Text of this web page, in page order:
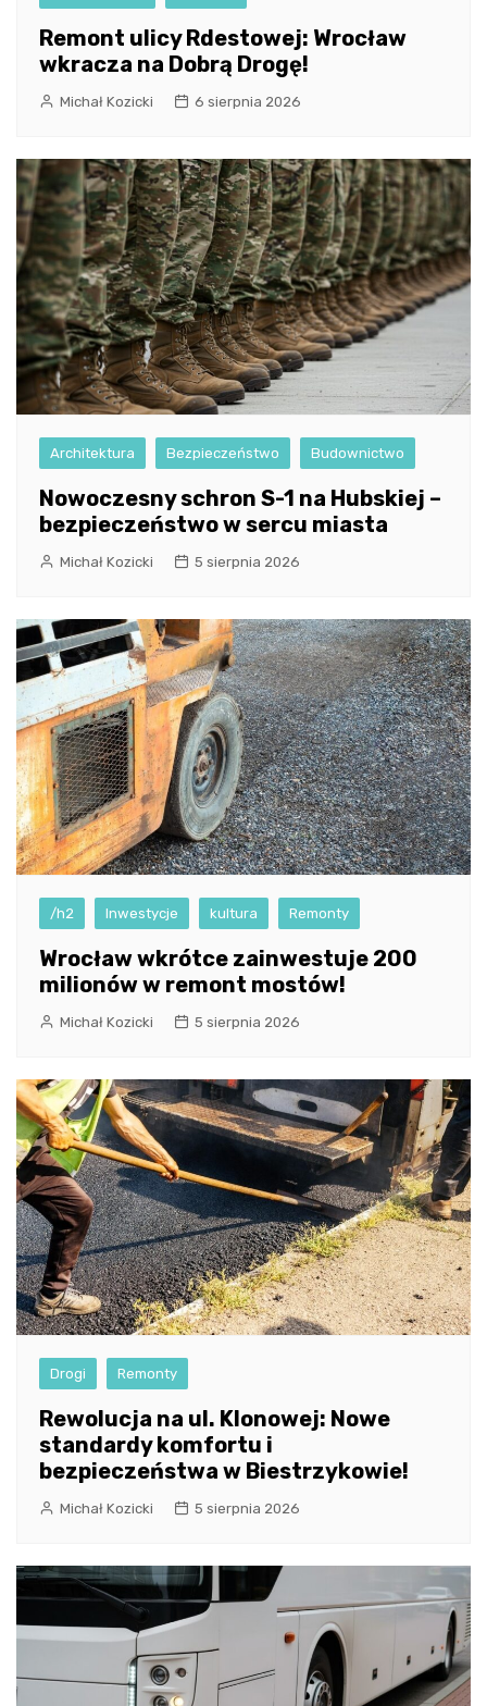
Remont ulicy Rdestowej: Wrocław
wkracza na Dobrą Drogę!
Michał Kozicki 6 sierpnia 2026
Architektura Bezpieczeństwo Budownictwo
Nowoczesny schron S-1 na Hubskiej –
bezpieczeństwo w sercu miasta
Michał Kozicki 5 sierpnia 2026
/h2 Inwestycje kultura Remonty
Wrocław wkrótce zainwestuje 200
milionów w remont mostów!
Michał Kozicki 5 sierpnia 2026
Drogi Remonty
Rewolucja na ul. Klonowej: Nowe
standardy komfortu i
bezpieczeństwa w Biestrzykowie!
Michał Kozicki 5 sierpnia 2026